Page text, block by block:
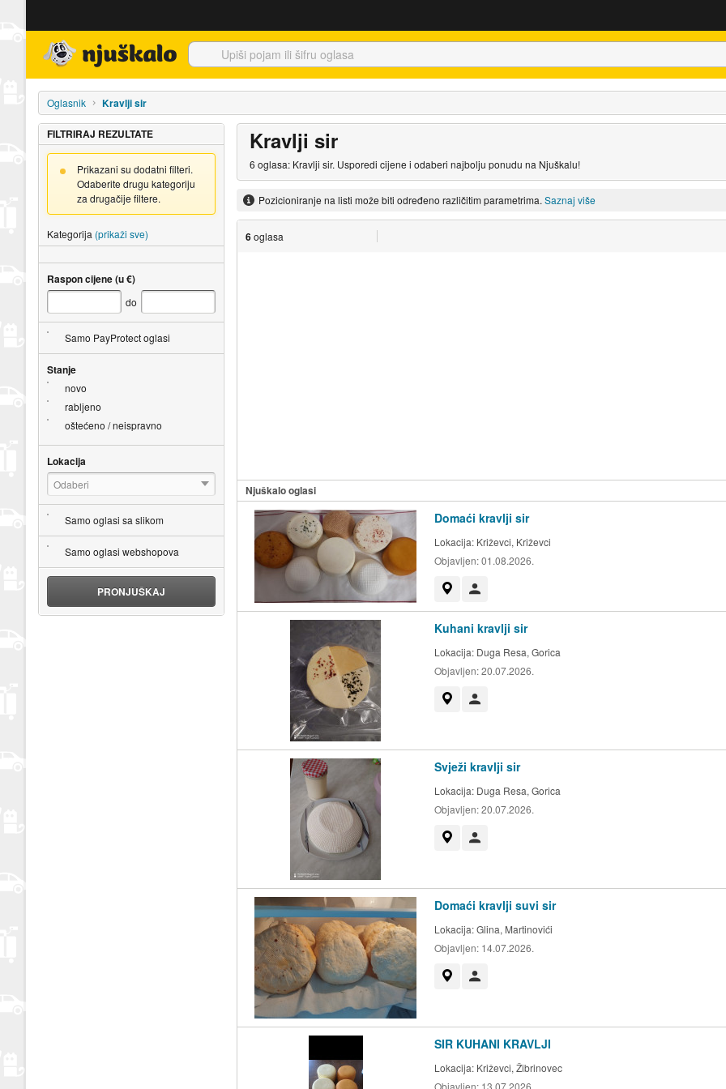
Oglasnik Kravlji sir
Kravlji sir
6 oglasa: Kravlji sir. Usporedi cijene i odaberi najbolju ponudu na Njuškalu!
Pozicioniranje na listi može biti određeno različitim parametrima. Saznaj više
6oglasa
Njuškalo oglasi
Domaći kravlji sir
Lokacija: Križevci, Križevci
Objavljen:01.08.2026.
Kuhani kravlji sir
Lokacija: Duga Resa, Gorica
Objavljen:20.07.2026.
Svježi kravlji sir
Lokacija: Duga Resa, Gorica
Objavljen:20.07.2026.
Domaći kravlji suvi sir
Lokacija:Glina, Martinovići
Objavljen: 14.07.2026.
SIR KUHANI KRAVLJI
Lokacija: Križevci, Žibrinovec
Objavljen: 13.07.2026.
FILTRIRAJ REZULTATE
Prikazani su dodatni filteri.
Odaberite drugu kategoriju
za drugačije filtere.
Kategorija (prikaži sve)
Raspon cijene (u €)
do
Samo PayProtect oglasi
Stanje
novo
rabljeno
oštećeno / neispravno
Lokacija
Odaberi
Samo oglasi sa slikom
Samo oglasi webshopova
PRONJUŠKAJ